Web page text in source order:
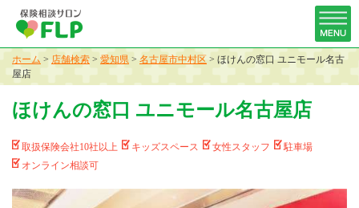
ホーム > 店舗検索 > 愛知県 > 名古屋市中村区 > ほけんの窓口 ユニモール名古
屋店
ほけんの窓口 ユニモール名古屋店
取扱保険会社10社以上 キッズスペース 女性スタッフ
駐車場
オンライン相談可